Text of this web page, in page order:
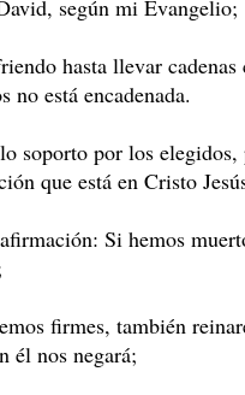
según mi Evangelio;
hasta llevar
no está encadenada.
soporto por los
que está en Cristo
Si hemos
firmes, también
él nos negará;